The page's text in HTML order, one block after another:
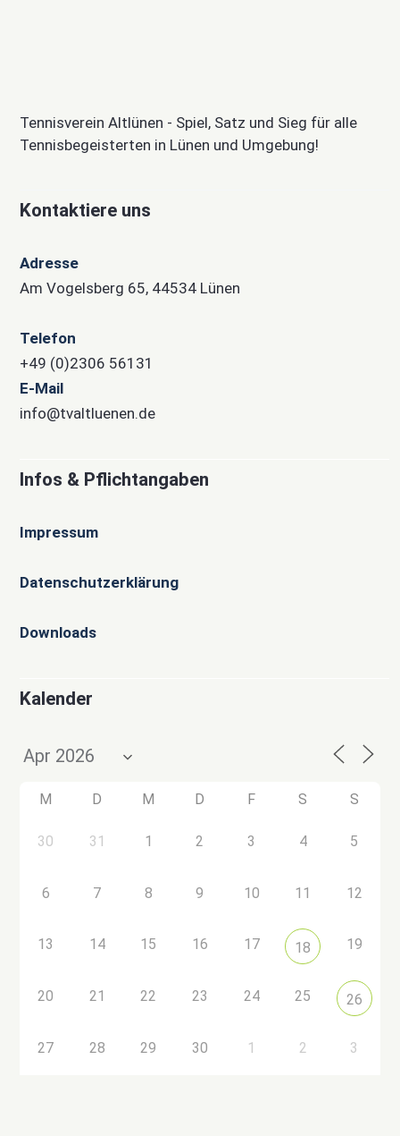
Tennisverein Altlünen - Spiel, Satz und Sieg für alle
Tennisbegeisterten in Lünen und Umgebung!
Kontaktiere uns
Adresse
Am Vogelsberg 65, 44534 Lünen
Telefon
+49 (0)2306 56131
E-Mail
info@tvaltluenen.de
Infos & Pflichtangaben
Impressum
Datenschutzerklärung
Downloads
Kalender
M D M D F S S
30 31 1 2 3 4 5
6 7 8 9 10 11 12
13 14 15 16 17 18 19
20 21 22 23 24 25 26
27 28 29 30 1 2 3